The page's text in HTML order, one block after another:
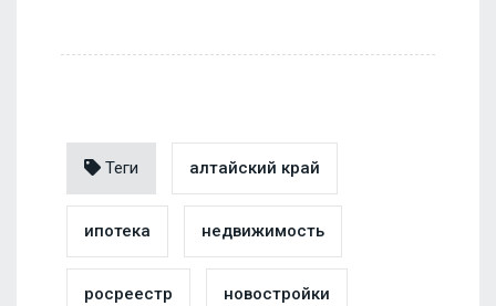
Теги алтайский край
ипотека недвижимость
росреестр новостройки